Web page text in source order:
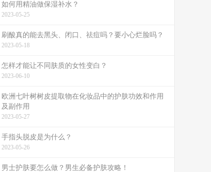
如何用精油做保湿补水？
2023-05-25
刷酸真的能去黑头、闭口、祛痘吗？要小心烂脸吗？
2023-05-18
怎样才能让不同肤质的女性变白？
2023-06-10
欧洲七叶树树皮提取物在化妆品中的护肤功效和作用
及副作用
2023-05-27
手指头脱皮是为什么？
2023-05-26
男士护肤要怎么做？男生必备护肤攻略！